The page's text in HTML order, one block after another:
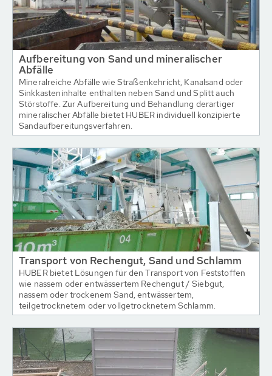
Aufbereitung von Sand und mineralischer
Abfälle
Mineralreiche Abfälle wie Straßenkehricht, Kanalsand oder
Sinkkasteninhalte enthalten neben Sand und Splitt auch
Störstoffe. Zur Aufbereitung und Behandlung derartiger
mineralischer Abfälle bietet HUBER individuell konzipierte
Sandaufbereitungsverfahren.
Transport von Rechengut, Sand und Schlamm
HUBER bietet Lösungen für den Transport von Feststoffen
wie nassem oder entwässertem Rechengut / Siebgut,
nassem oder trockenem Sand, entwässertem,
teilgetrocknetem oder vollgetrocknetem Schlamm.